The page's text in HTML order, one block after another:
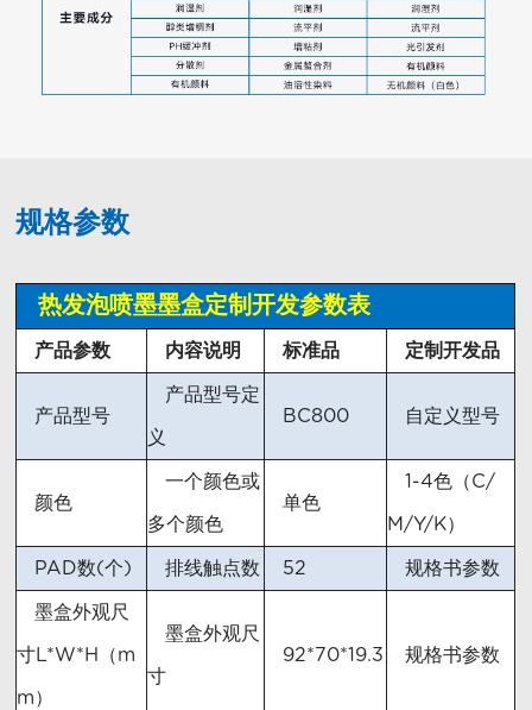
规格参数
热发泡喷墨墨盒定制开发参数表
产品参数 内容说明 标准品 定制开发品
产品型号
产品型号定
义
BC800 自定义型号
颜色
一个颜色或
多个颜色
单色
1-4色（C/
M/Y/K）
PAD数(个) 排线触点数 52 规格书参数
墨盒外观尺
寸L*W*H（m
m）
墨盒外观尺
寸
92*70*19.3 规格书参数